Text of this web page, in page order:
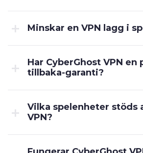
Minskar en VPN lagg i
Har CyberGhost VPN en
tillbaka-garanti?
Vilka spelenheter stöds
VPN?